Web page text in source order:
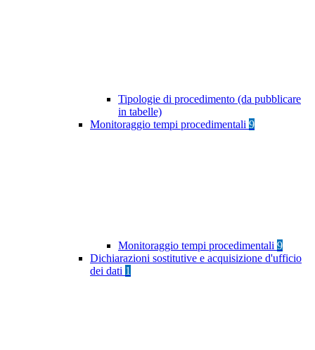
Tipologie di procedimento (da pubblicare
in tabelle)
Monitoraggio tempi procedimentali 9
Monitoraggio tempi procedimentali 9
Dichiarazioni sostitutive e acquisizione d'ufficio
dei dati 1